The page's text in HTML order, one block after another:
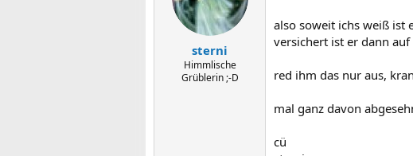
sterni
Himmlische
Grüblerin ;-D
also soweit ichs weiß ist
versichert ist er dann
red ihm das nur aus,
mal ganz davon
cü